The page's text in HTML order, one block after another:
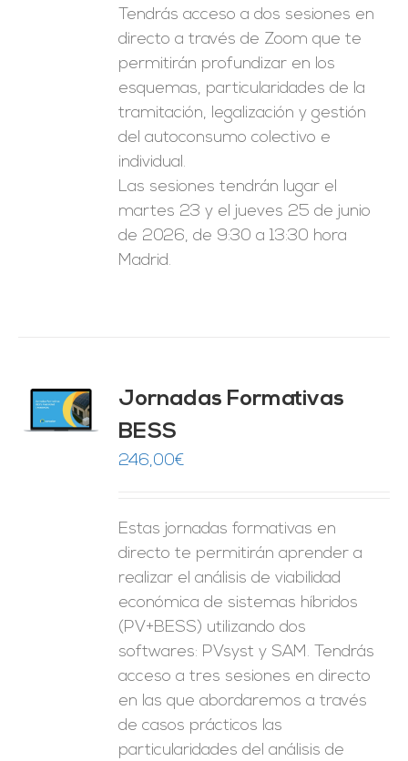
Tendrás acceso a dos sesiones en
directo a través de Zoom que te
permitirán profundizar en los
esquemas, particularidades de la
tramitación, legalización y gestión
del autoconsumo colectivo e
individual.
Las sesiones tendrán lugar el
martes 23 y el jueves 25 de junio
de 2026, de 9:30 a 13:30 hora
Madrid.
Jornadas Formativas
BESS
246,00€
Estas jornadas formativas en
directo te permitirán aprender a
realizar el análisis de viabilidad
económica de sistemas híbridos
(PV+BESS) utilizando dos
softwares: PVsyst y SAM. Tendrás
acceso a tres sesiones en directo
en las que abordaremos a través
de casos prácticos las
particularidades del análisis de